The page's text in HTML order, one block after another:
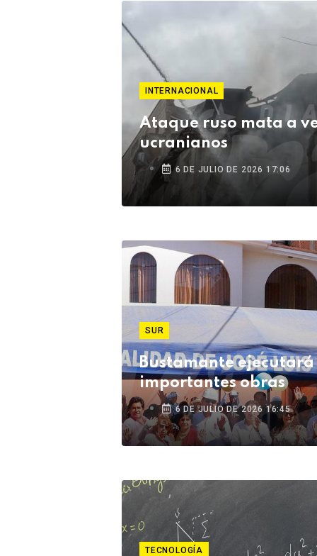
INTERNACIONAL
Ataque ruso mata a
ucranianos
6 DE JULIO DE 2026 17:06
SUR
Bustamante ejecutará
importantes obras
6 DE JULIO DE 2026 16:45
TECNOLOGÍA